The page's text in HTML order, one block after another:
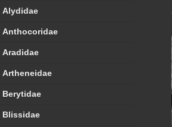
Alydidae
Anthocoridae
Aradidae
Artheneidae
Berytidae
Blissidae